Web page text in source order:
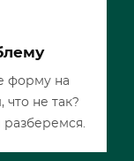
форму на
не так?